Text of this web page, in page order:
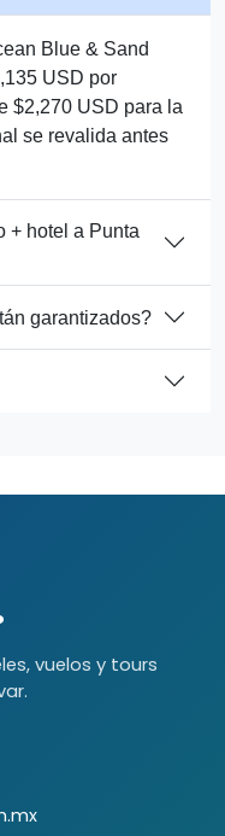
Blue & Sand
USD por
$2,270 USD para la
se revalida antes
+ hotel a Punta
garantizados?
vuelos y tours